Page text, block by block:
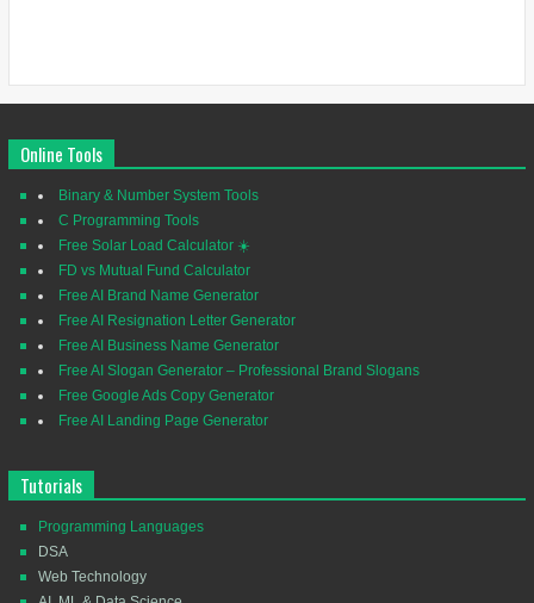
Online Tools
Binary & Number System Tools
C Programming Tools
Free Solar Load Calculator ☀️
FD vs Mutual Fund Calculator
Free AI Brand Name Generator
Free AI Resignation Letter Generator
Free AI Business Name Generator
Free AI Slogan Generator – Professional Brand Slogans
Free Google Ads Copy Generator
Free AI Landing Page Generator
Tutorials
Programming Languages
DSA
Web Technology